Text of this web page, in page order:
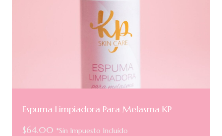
Espuma Limpiadora Para Melasma KP
$64.00 *Sin Impuesto Incluido